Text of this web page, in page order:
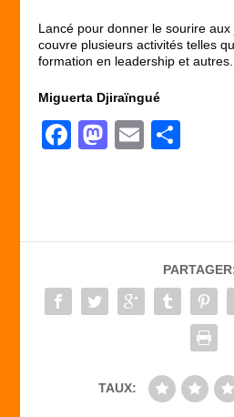
Lancé pour donner le sourire
couvre plusieurs activités telles
formation en leadership et autres.
Miguerta Djiraïngué
F
b
o
o
M
d
o
n
E
er
TAUX: